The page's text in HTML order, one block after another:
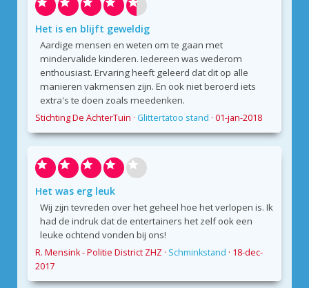
Het is en blijft geweldig
Aardige mensen en weten om te gaan met
mindervalide kinderen. Iedereen was wederom
enthousiast. Ervaring heeft geleerd dat dit op alle
manieren vakmensen zijn. En ook niet beroerd iets
extra's te doen zoals meedenken.
Stichting De AchterTuin · Glittertatoo stand · 01-jan-2018
Het was erg leuk
Wij zijn tevreden over het geheel hoe het verlopen is. Ik
had de indruk dat de entertainers het zelf ook een
leuke ochtend vonden bij ons!
R. Mensink - Politie District ZHZ · Schminkstand · 18-dec-
2017